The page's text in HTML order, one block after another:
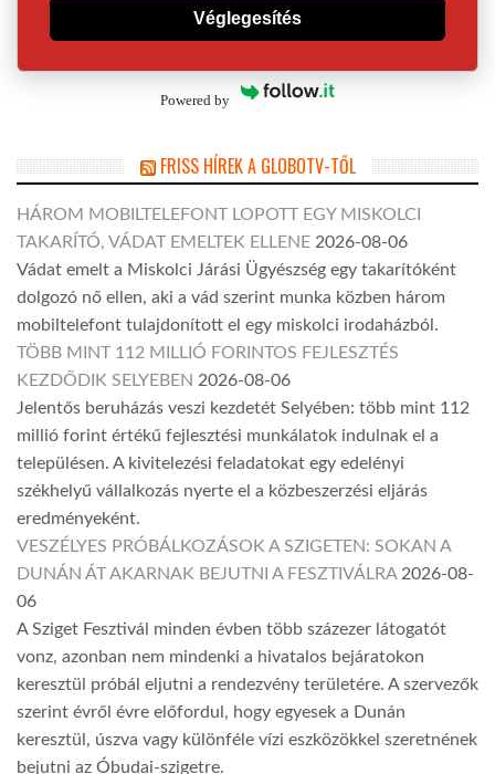
Véglegesítés
Powered by
FRISS HÍREK A GLOBOTV-TŐL
HÁROM MOBILTELEFONT LOPOTT EGY MISKOLCI
TAKARÍTÓ, VÁDAT EMELTEK ELLENE 2026-08-06
Vádat emelt a Miskolci Járási Ügyészség egy takarítóként
dolgozó nő ellen, aki a vád szerint munka közben három
mobiltelefont tulajdonított el egy miskolci irodaházból.
TÖBB MINT 112 MILLIÓ FORINTOS FEJLESZTÉS
KEZDŐDIK SELYEBEN 2026-08-06
Jelentős beruházás veszi kezdetét Selyében: több mint 112
millió forint értékű fejlesztési munkálatok indulnak el a
településen. A kivitelezési feladatokat egy edelényi
székhelyű vállalkozás nyerte el a közbeszerzési eljárás
eredményeként.
VESZÉLYES PRÓBÁLKOZÁSOK A SZIGETEN: SOKAN A
DUNÁN ÁT AKARNAK BEJUTNI A FESZTIVÁLRA 2026-08-
06
A Sziget Fesztivál minden évben több százezer látogatót
vonz, azonban nem mindenki a hivatalos bejáratokon
keresztül próbál eljutni a rendezvény területére. A szervezők
szerint évről évre előfordul, hogy egyesek a Dunán
keresztül, úszva vagy különféle vízi eszközökkel szeretnének
bejutni az Óbudai-szigetre.